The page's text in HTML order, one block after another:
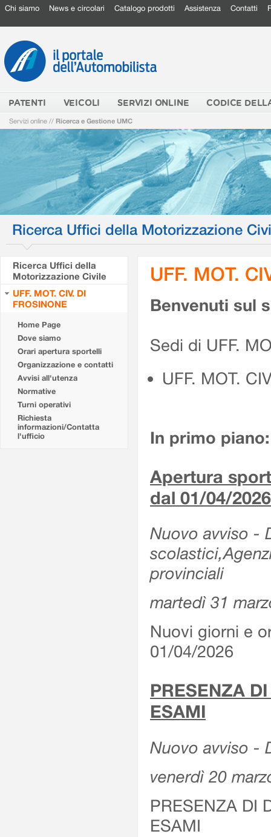
Chi siamo News e circolari Catalogo prodotti Assistenza Contatti
PATENTI VEICOLI SERVIZI ONLINE CODICE
Servizi online // Ricerca e Gestione UMC
Ricerca Uffici della Motorizzazione
Ricerca Uffici della
Motorizzazione Civile
UFF. MOT. CIV. DI
FROSINONE
Home Page
Dove siamo
Orari apertura sportelli
Organizzazione e contatti
Avvisi all'utenza
Normative
Turni operativi
Richiesta
informazioni/Contatta
l'ufficio
UFF. MOT.
Benvenuti sul
Sedi di UFF.
UFF. MOT.
In primo piano:
Apertura
dal 01/04/2026
Nuovo avviso -
provinciali
martedì 31
Nuovi giorni e
01/04/2026
PRESENZA
ESAMI
Nuovo avviso -
venerdì 20
PRESENZA DI
ESAMI